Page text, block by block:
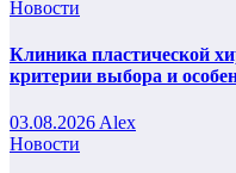
Новости
Клиника пластической
критерии выбора и
03.08.2026 Alex
Новости